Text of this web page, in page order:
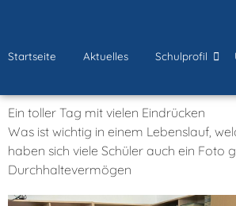
Startseite Aktuelles Schulprofil
Ein toller Tag mit vielen Eindrücken
Was ist wichtig in einem Lebenslauf,
haben sich viele Schüler auch ein
Durchhaltevermögen